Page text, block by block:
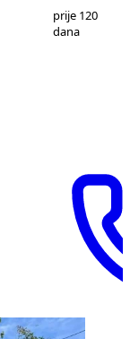
12
prije 120
dana